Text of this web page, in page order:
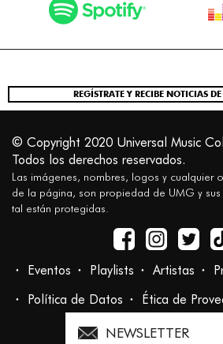
REGÍSTRATE Y RECIBE NOTICIAS DE
NEWSLETTER
© Copyright 2020 Universal Music
Todos los derechos reservados.
Las imágenes, nombres, logos y cualquier
de la página, son propiedad de UMG y
tal están protegidas.
Eventos Playlists Artistas
Política de Datos
Ética de